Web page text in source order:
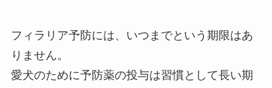
フィラリア予防には、いつまでという期限はあ
りません。
愛犬のために予防薬の投与は習慣として長い期